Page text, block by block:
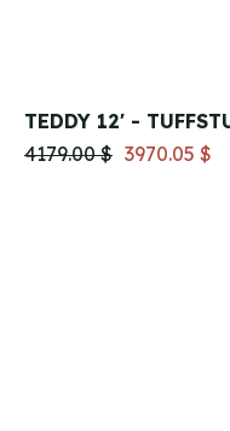
TEDDY 12' -
4179.00 $ 3970.05 $